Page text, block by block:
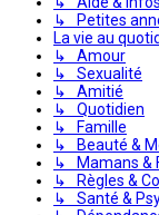
↳ Petites
La vie au
↳ Amour
↳ Sexualité
↳ Amitié
↳ Quotidien
↳ Famille
↳ Beauté &
↳ Mamans &
↳ Règles &
↳ Santé &